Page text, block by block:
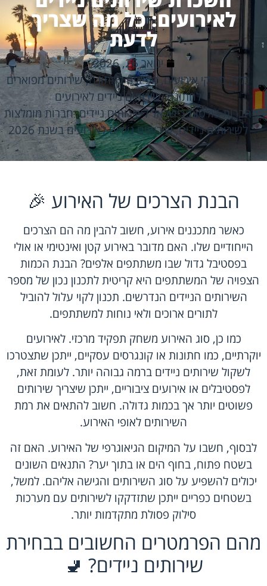
לאירועים: כל מה שצריך
לדעת
ינואר 26, 2026
כללי, מפיקי אירועים,מפיקים לחתונה,שירותים מפוארים
לחתונה,שירותים ניידים לאירועים
חברות בולטות בישראל לשירותים ניידים,חברות מומלצות
לשירותים ניידים,שירותים ניידים לאירועים בשנת 2026
הבנת הצרכים של האירוע 🎉
כאשר מתכננים אירוע, חשוב להבין מה הם הצרכים
הייחודיים שלו. האם מדובר באירוע קטן ואינטימי או אולי
בפסטיבל גדול שבו משתתפים אלפים? הבנת הכמות
הצפויה של המשתתפים היא קריטית לתכנון נכון של מספר
השירותים הניידים הנדרשים. תכנון לקוי עלול להוביל
לתורים ארוכים ולאי נוחות למשתתפים.
כמו כן, סוג האירוע משחק תפקיד מרכזי. לאירועים
יוקרתיים, כמו חתונות או קונגרסים עסקיים, ייתכן שתצטרכו
לשקול שירותים ניידים ברמה גבוהה יותר. לעומת זאת,
לפסטיבלים או אירועים ציבוריים, ייתכן שיצריך שירותים
פשוטים יותר אך בכמות גדולה. חשוב להתאים את רמת
השירותים לאופי האירוע.
לבסוף, חשבו על המיקום הגיאוגרפי של האירוע. האם זה
בשטח פתוח, בחוף הים או בתוך יער? התנאים השונים
יכולים להשפיע על סוג השירותים והגישה אליהם. למשל,
בשטחים כפריים ייתכן שתזדקקו לשירותים עם מערכות
סילוק פסולת מתקדמות יותר.
מהם הפרמטרים החשובים בבחירת
שירותים ניידים? 🚽